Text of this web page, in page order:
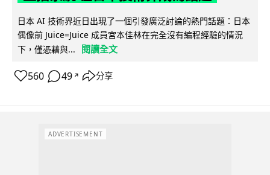
日本 AI 技術界近日出現了一個引發廣泛討論的熱門話題：日本
偶像前 Juice=Juice 成員宮本佳林在完全沒有編程經驗的情況
下，僅憑藉與...
閱讀全文
560 49 ↗ 分享
ADVERTISEMENT